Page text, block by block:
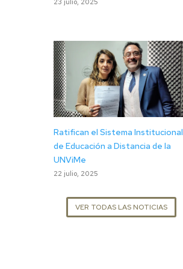
23 julio, 2025
Ratifican el Sistema Institucional
de Educación a Distancia de la
UNViMe
22 julio, 2025
VER TODAS LAS NOTICIAS